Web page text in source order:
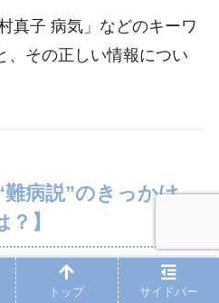
真子 病気」などのキーワ
、その正しい情報につい
病説”のきっかけ
】
う噂はどこから生まれた
トップ サイドバー